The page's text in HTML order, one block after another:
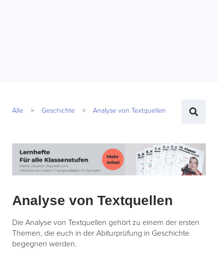
Alle Geschichte Analyse von Textquellen
Analyse von Textquellen
Die Analyse von Textquellen gehört zu einem der ersten
Themen, die euch in der Abiturprüfung in Geschichte
begegnen werden.